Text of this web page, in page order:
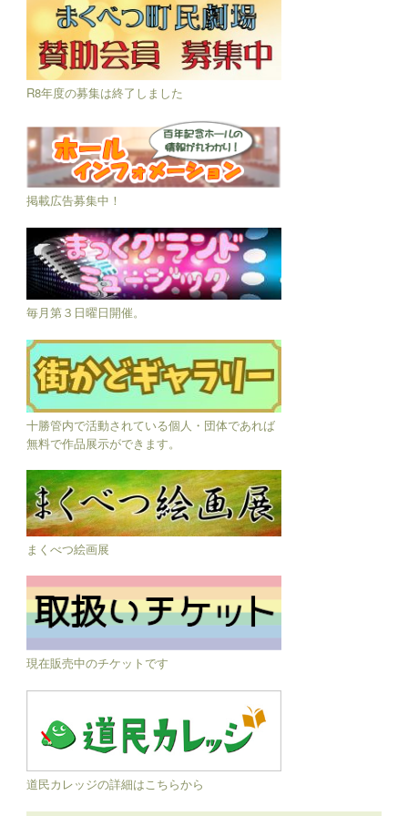
R8年度の募集は終了しました
掲載広告募集中！
毎月第３日曜日開催。
十勝管内で活動されている個人・団体であれば
無料で作品展示ができます。
まくべつ絵画展
現在販売中のチケットです
道民カレッジの詳細はこちらから